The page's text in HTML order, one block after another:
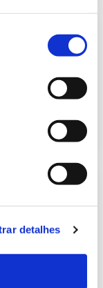
detalhes
47 de